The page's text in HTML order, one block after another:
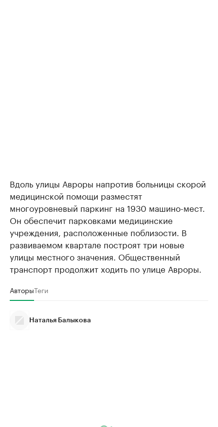
Вдоль улицы Авроры напротив больницы скорой
медицинской помощи разместят
многоуровневый паркинг на 1930 машино-мест.
Он обеспечит парковками медицинские
учреждения, расположенные поблизости. В
развиваемом квартале построят три новые
улицы местного значения. Общественный
транспорт продолжит ходить по улице Авроры.
АвторыТеги
Наталья Балыкова